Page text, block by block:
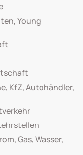
Young
KfZ, Autohändler,
Gas, Wasser,